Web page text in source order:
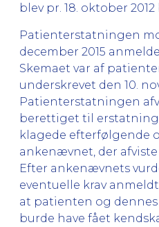
blev pr. 18. oktober
Patienterstatningen
december 2015
Skemaet var af
underskrevet den 10.
Patienterstatningen
berettiget til
klagede efterfølgende
ankenævnet, der
Efter ankenævnets
eventuelle krav
at patienten og
burde have fået